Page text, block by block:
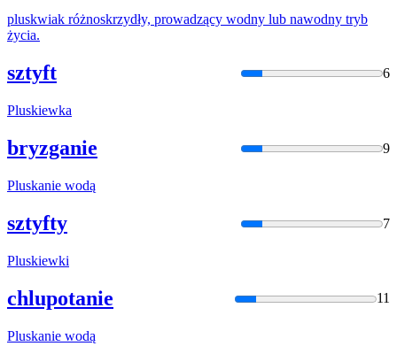
pluskwiak różnoskrzydły, prowadzący wodny lub nawodny tryb
życia.
sztyft 6
Pluskiewka
bryzganie 9
Pluskanie wodą
sztyfty 7
Pluskiewki
chlupotanie 11
Pluskanie wodą